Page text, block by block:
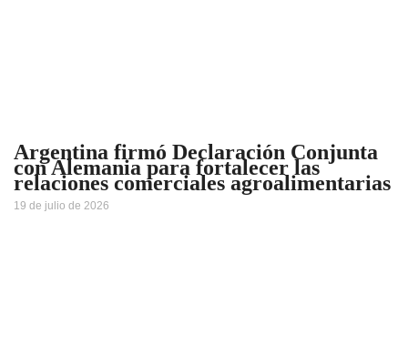
Argentina firmó Declaración Conjunta
con Alemania para fortalecer las
relaciones comerciales agroalimentarias
19 de julio de 2026